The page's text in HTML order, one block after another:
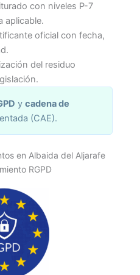
con niveles P-7
aplicable.
oficial con fecha,
del residuo
ycadena de
(CAE).
en Albaida del Aljarafe
RGPD